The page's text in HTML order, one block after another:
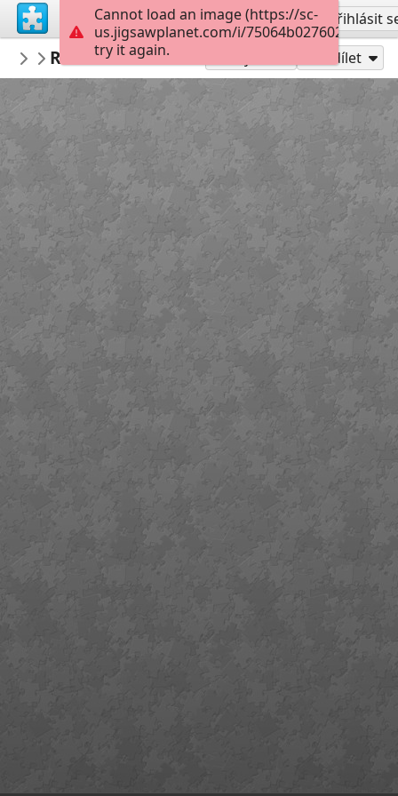
Vytvořit účet Přihlásit
PickUpThePieces
Architecture Houses Buildings
Rustic Mountain View Home 300Sdílet
Cannot load an image (https://sc-
us.jigsawplanet.com/i/
try it again.